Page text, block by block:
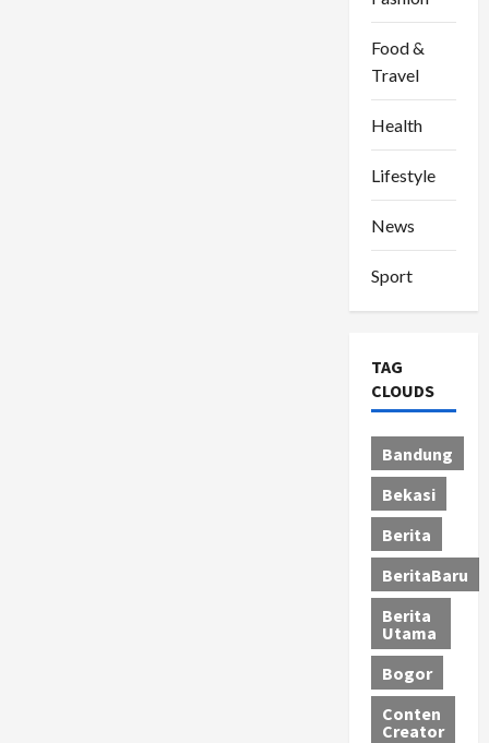
Food &
Travel
Health
Lifestyle
News
Sport
TAG
CLOUDS
Bandung
Bekasi
Berita
BeritaBaru
Berita
Utama
Bogor
Conten
Creator